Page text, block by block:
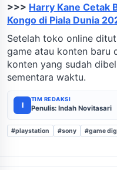
>>> Harry Kane Cetak
Kongo di Piala Dunia
Setelah toko online
game atau konten baru
konten yang sudah
sementara waktu.
I
TIM REDAKSI
Penulis: Indah Novitasari
#playstation #sony #game